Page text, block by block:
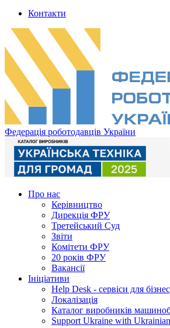
Контакти
Федерація роботодавців України
Про нас
Керівництво
Дирекція ФРУ
Третейський Суд
Звіти
Комітети ФРУ
20 років ФРУ
Вакансії
Ініціативи
Help Desk - сервіси для
Локалізація
Каталог виробників
Support Ukraine with